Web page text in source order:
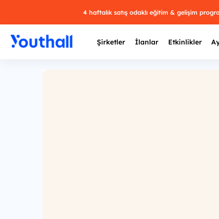
4 haftalık satış odaklı eğitim & gelişim
Şirketler İlanlar Etkinlikler